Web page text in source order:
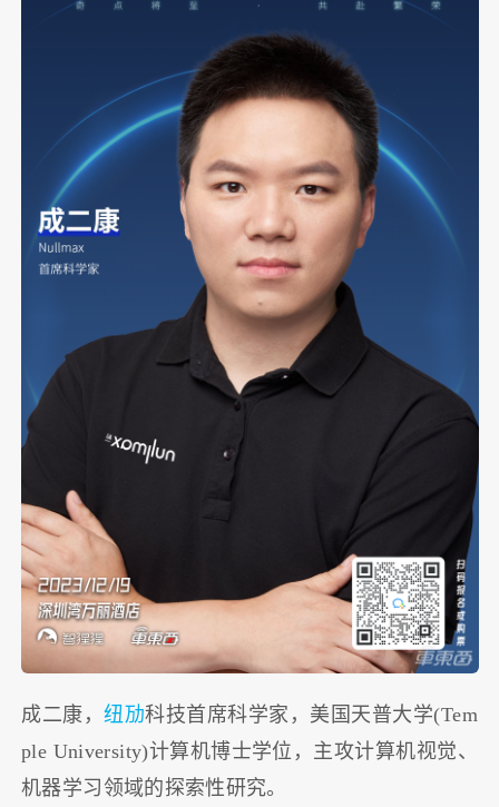
成二康，纽劢科技首席科学家，美国天普大学(Tem
ple University)计算机博士学位，主攻计算机视觉、
机器学习领域的探索性研究。